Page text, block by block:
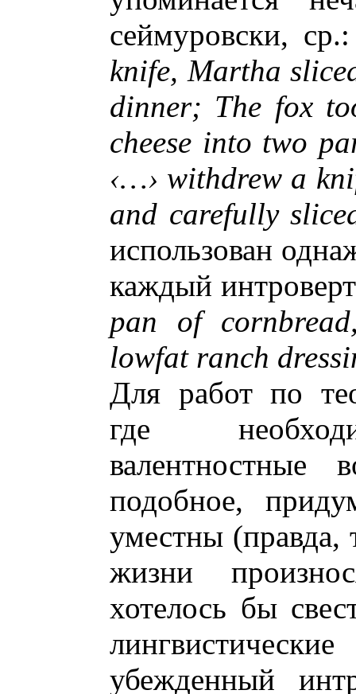
сеймуровски,
knife, Martha
dinner; The fox
cheese into two
‹…› withdrew a
and carefully
использован
каждый
pan of
lowfat ranch
Для работ по
где
валентностные
подобное,
уместны (правда,
жизни
хотелось бы
убежденный